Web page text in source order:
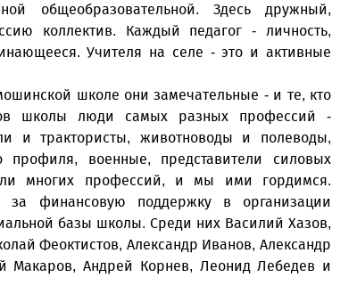
общеобразовательной. Здесь дружный,
коллектив. Каждый педагог - личность,
Учителя на селе - это и активные
школе они замечательные - и те, кто
школы люди самых разных профессий -
и трактористы, животноводы и полеводы,
военные, представители силовых
многих профессий, и мы ими гордимся.
за финансовую поддержку в организации
базы школы. Среди них Василий Хазов,
Феоктистов, Александр Иванов, Александр
Макаров, Андрей Корнев, Леонид Лебедев и